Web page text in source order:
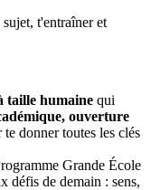
t'entraîner et
taille humaine qui
ouverture
te donner toutes les clés
Grande École
défis de demain : sens,